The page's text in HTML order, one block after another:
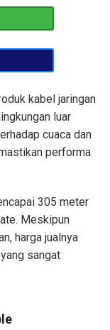
kabel jaringan
luar
cuaca dan
performa
305 meter
Meskipun
harga jualnya
sangat